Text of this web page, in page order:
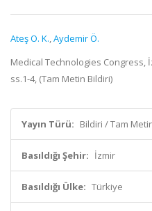
Ateş O. K.,Aydemir Ö.
Medical Technologies Congress,
ss.1-4, (Tam Metin Bildiri)
Yayın Türü: Bildiri / Tam
Basıldığı Şehir: İzmir
Basıldığı Ülke: Türkiye